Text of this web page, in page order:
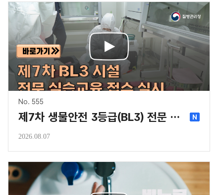
No. 555
제7차 생물안전 3등급(BL3) 전문 실습교육 과정 신청 안내
2026.08.07